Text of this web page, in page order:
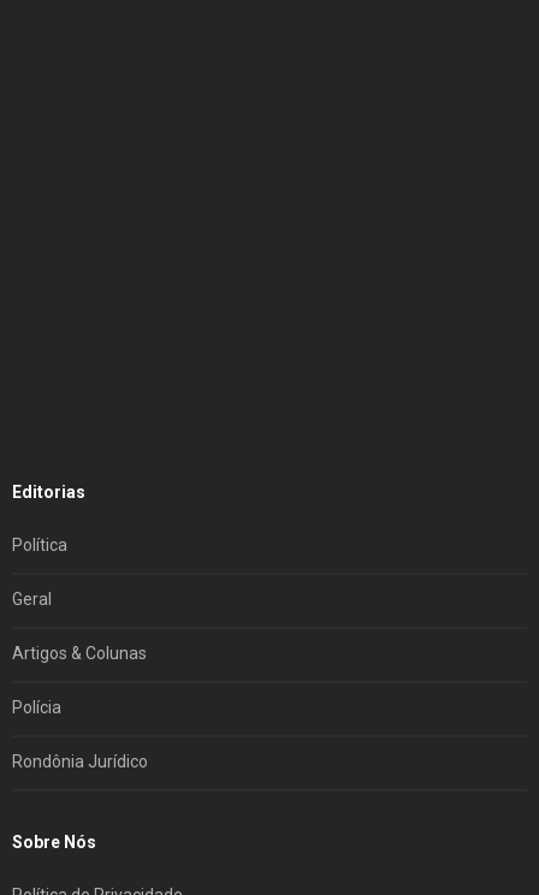
Editorias
Política
Geral
Artigos & Colunas
Polícia
Rondônia Jurídico
Sobre Nós